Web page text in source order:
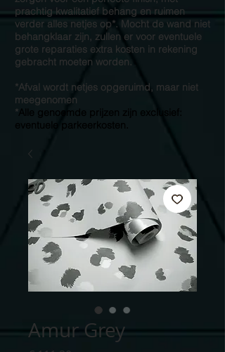
prachtig kwalitatief behang en ruimen
verder alles netjes op*. Mocht de wand niet
behangklaar zijn, zullen er voor eventuele
grote reparaties extra kosten in rekening
gebracht moeten worden.
*Afval wordt netjes opgeruimd, maar niet
meegenomen
* Alle genoemde prijzen zijn exclusief:
Amur Grey